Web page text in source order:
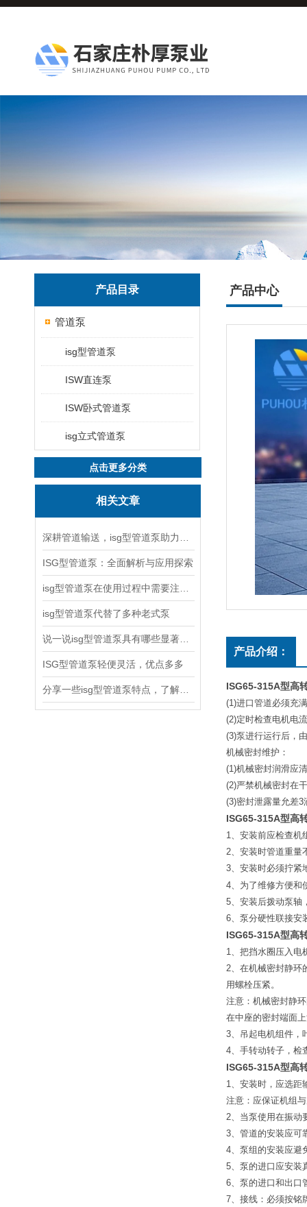
产品目录
管道泵
isg型管道泵
ISW直连泵
ISW卧式管道泵
isg立式管道泵
点击更多分类
相关文章
ISG型管道泵：全面解析与应用探索
isg型管道泵代替了多种老式泵
ISG型管道泵轻便灵活，优点多多
产品中心
产品介绍：
ISG65-315A型高
(1)进口管道必须充
(2)定时检查电机电
(3)泵进行运行后，
机械密封维护：
(1)机械密封润滑应
(2)严禁机械密封在
(3)密封泄露量允差3
ISG65-315A型高
1、安装前应检查机
2、安装时管道重量
3、安装时必须拧紧
4、为了维修方便和
5、安装后拨动泵轴
6、泵分硬性联接安
ISG65-315A型高
1、把挡水圈压入电
2、在机械密封静环
用螺栓压紧。
注意：机械密封静
在中座的密封端面
3、吊起电机组件，
4、手转动转子，检
ISG65-315A型高
1、安装时，应选距
注意：应保证机组
2、当泵使用在振动
3、管道的安装应可
4、泵组的安装应避
5、泵的进口应安装
6、泵的进口和出口
7、接线：必须按铭